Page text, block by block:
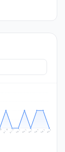
Jul 30 Jul 31 Aug 1 Aug 2 Aug 3 Aug 4 Aug 5 Aug 6